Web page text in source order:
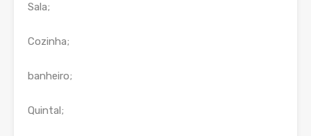
Sala;
Cozinha;
banheiro;
Quintal;